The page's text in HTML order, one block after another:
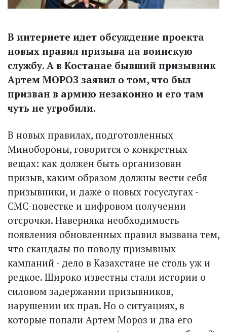
В интернете идет обсуждение проекта
новых правил призыва на воинскую
службу. А в Костанае бывший призывник
Артем МОРОЗ заявил о том, что был
призван в армию незаконно и его там
чуть не угробили.
В новых правилах, подготовленных
Минобороны, говорится о конкретных
вещах: как должен быть организован
призыв, каким образом должны вести себя
призывники, и даже о новых гос­услугах -
СМС-повестке и цифровом получении
отсрочки. Наверняка необходимость
появления обновленных правил вызвана тем,
что скандалы по поводу призывных
кампаний - дело в Казахстане не столь уж и
редкое. Широко известны стали истории о
силовом задержании призывников,
нарушении их прав. Но о ситуациях, в
которые попали Артем Мороз и два его